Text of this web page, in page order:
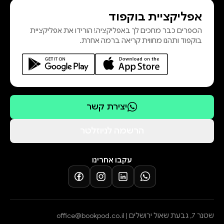
אפליקציית בוקפוד
הספרים כבר מחכים לך באפליקציה! הורידו את אפליקציית
בוקפוד ותהנו מחווית קריאה ברמה אחרת.
יצירת קשר
עקבו אחרינו
שטנר 7, גבעת שאול ירושלים | office@bookpod.co.il